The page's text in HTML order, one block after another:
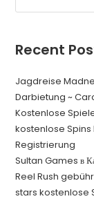
Recent
Jagdreise
Darbietung ~
Kostenlose
kostenlose
Registrierung
Sultan Games в
Reel Rush
stars kostenlose